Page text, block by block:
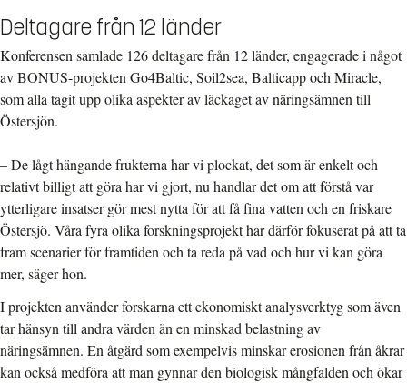
Deltagare från 12 länder
Konferensen samlade 126 deltagare från 12 länder, engagerade i något
av BONUS-projekten Go4Baltic, Soil2sea, Balticapp och Miracle,
som alla tagit upp olika aspekter av läckaget av näringsämnen till
Östersjön.
– De lågt hängande frukterna har vi plockat, det som är enkelt och
relativt billigt att göra har vi gjort, nu handlar det om att förstå var
ytterligare insatser gör mest nytta för att få fina vatten och en friskare
Östersjö. Våra fyra olika forskningsprojekt har därför fokuserat på att ta
fram scenarier för framtiden och ta reda på vad och hur vi kan göra
mer, säger hon.
I projekten använder forskarna ett ekonomiskt analysverktyg som även
tar hänsyn till andra värden än en minskad belastning av
näringsämnen. En åtgärd som exempelvis minskar erosionen från åkrar
kan också medföra att man gynnar den biologisk mångfalden och ökar